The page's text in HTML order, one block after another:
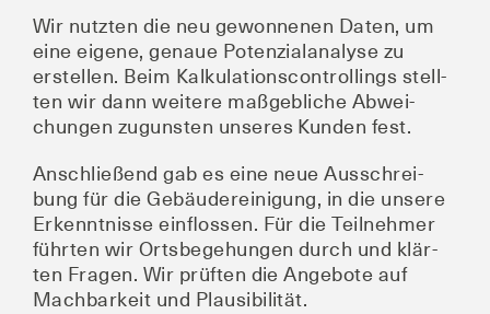
Wir nutz­ten die neu gewon­ne­nen Daten, um
eine eige­ne, genaue Poten­zi­al­ana­ly­se zu
erstel­len. Beim Kal­ku­la­ti­ons­con­trol­lings stell­
ten wir dann wei­te­re maß­geb­li­che Abwei­
chun­gen zuguns­ten unse­res Kun­den fest.
Anschlie­ßend gab es eine neue Aus­schrei­
bung für die Gebäu­de­rei­ni­gung, in die unse­re
Erkennt­nis­se ein­flos­sen. Für die Teil­neh­mer
führ­ten wir Orts­be­ge­hun­gen durch und klär­
ten Fra­gen. Wir prüf­ten die Ange­bo­te auf
Mach­bar­keit und Plausibilität.